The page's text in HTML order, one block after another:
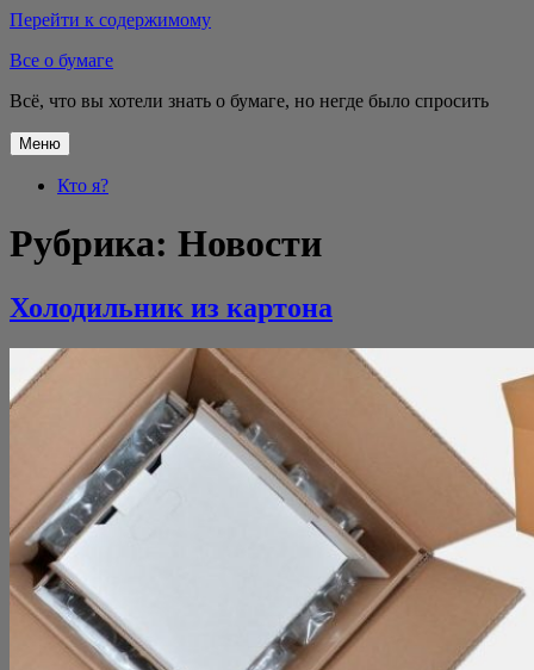
Перейти к содержимому
Все о бумаге
Всё, что вы хотели знать о бумаге, но негде было спросить
Меню
Кто я?
Рубрика: Новости
Холодильник из картона